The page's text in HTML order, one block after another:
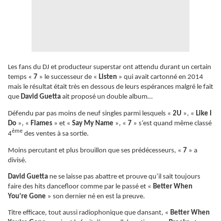
Les fans du DJ et producteur superstar ont attendu durant un certain
temps « 7 » le successeur de « Listen » qui avait cartonné en 2014
mais le résultat était très en dessous de leurs espérances malgré le fait
que David Guetta ait proposé un double album…
Défendu par pas moins de neuf singles parmi lesquels « 2U », « Like I
Do », « Flames » et « Say My Name », « 7 » s’est quand même classé
4ème des ventes à sa sortie.
Moins percutant et plus brouillon que ses prédécesseurs, « 7 » a
divisé.
David Guetta ne se laisse pas abattre et prouve qu’il sait toujours
faire des hits dancefloor comme par le passé et « Better When
You’re Gone » son dernier né en est la preuve.
Titre efficace, tout aussi radiophonique que dansant, « Better When